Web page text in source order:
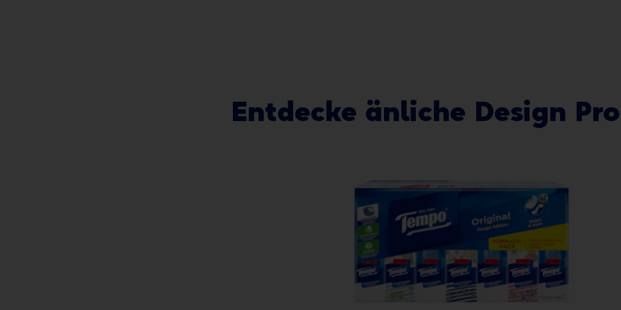
Entdecke änliche Design